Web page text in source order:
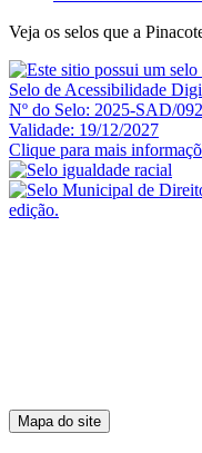
Veja os selos que a
Selo de Acessibilidade
Nº do Selo: 2025-SAD/092
Validade: 19/12/2027
Clique para mais
Mapa do site